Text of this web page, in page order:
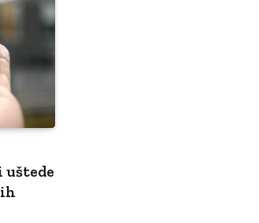
uštede